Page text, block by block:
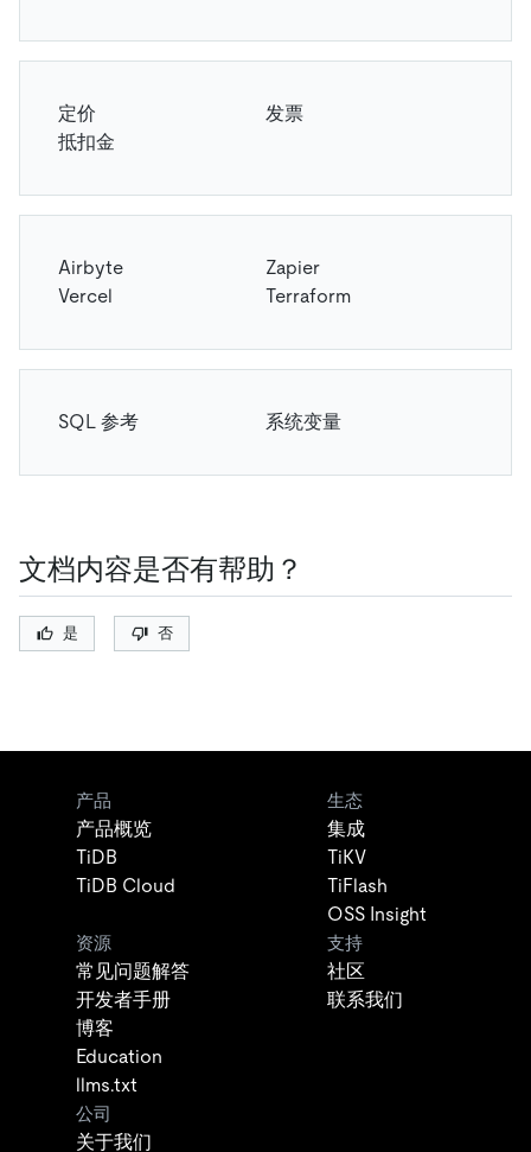
定价
发票
抵扣金
Airbyte
Zapier
Vercel
Terraform
SQL 参考 系统变量
文档内容是否有帮助？
是 否
产品
产品概览
TiDB
TiDB Cloud
生态
集成
TiKV
TiFlash
OSS Insight
资源
常见问题解答
开发者手册
博客
Education
llms.txt
支持
社区
联系我们
公司
关于我们